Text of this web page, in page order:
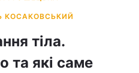
тіла.
та які саме